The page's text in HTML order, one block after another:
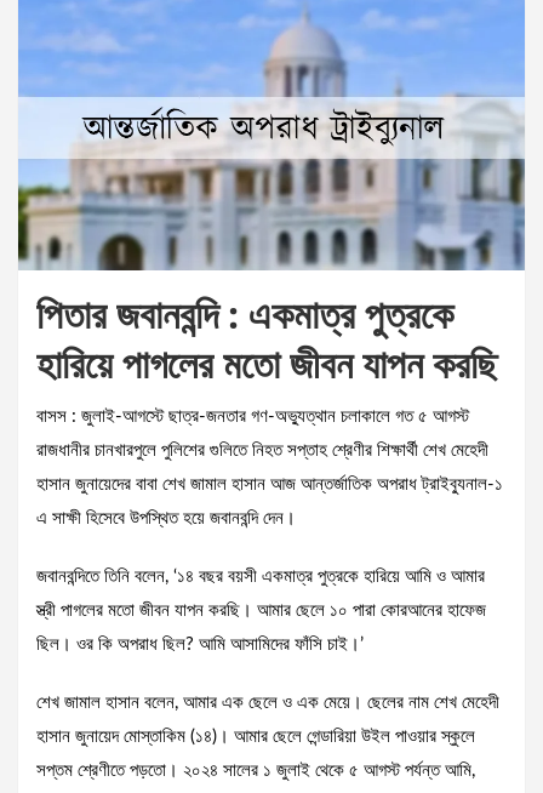
পিতার জবানবন্দি : একমাত্র পুত্রকে
হারিয়ে পাগলের মতো জীবন যাপন করছি
বাসস : জুলাই-আগস্টে ছাত্র-জনতার গণ-অভ্যুত্থান চলাকালে গত ৫ আগস্ট
রাজধানীর চানখারপুলে পুলিশের গুলিতে নিহত সপ্তাহ শ্রেণীর শিক্ষার্থী শেখ মেহেদী
হাসান জুনায়েদের বাবা শেখ জামাল হাসান আজ আন্তর্জাতিক অপরাধ ট্রাইব্যুনাল-১
এ সাক্ষী হিসেবে উপস্থিত হয়ে জবানবন্দি দেন।
জবানবন্দিতে তিনি বলেন, ‘১৪ বছর বয়সী একমাত্র পুত্রকে হারিয়ে আমি ও আমার
স্ত্রী পাগলের মতো জীবন যাপন করছি। আমার ছেলে ১০ পারা কোরআনের হাফেজ
ছিল। ওর কি অপরাধ ছিল? আমি আসামিদের ফাঁসি চাই।’
শেখ জামাল হাসান বলেন, আমার এক ছেলে ও এক মেয়ে। ছেলের নাম শেখ মেহেদী
হাসান জুনায়েদ মোস্তাকিম (১৪)। আমার ছেলে গেন্ডারিয়া উইল পাওয়ার স্কুলে
সপ্তম শ্রেণীতে পড়তো। ২০২৪ সালের ১ জুলাই থেকে ৫ আগস্ট পর্যন্ত আমি,